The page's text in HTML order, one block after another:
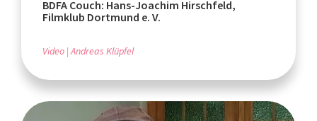
BDFA Couch: Hans-Joachim Hirschfeld,
Filmklub Dortmund e. V.
Video Andreas Klüpfel